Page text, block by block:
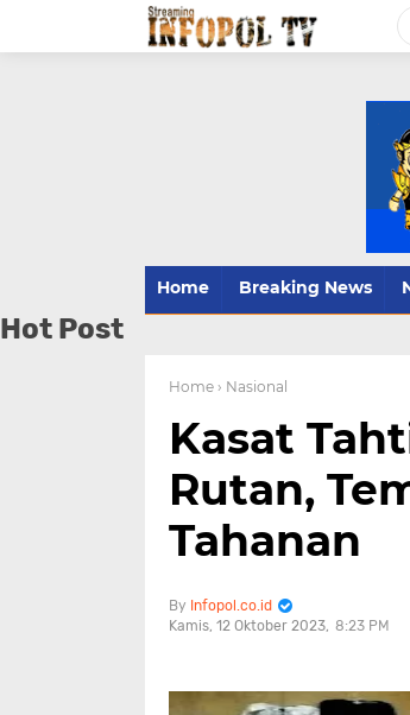
Home Breaking News
Hot Post
Home › Nasional
Kasat
Rutan,
Tahanan
Infopol.co.id
Kamis, 12 Oktober 2023 8:23 PM